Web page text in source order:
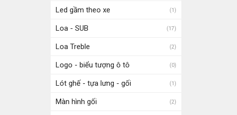
Led gầm theo xe (1)
Loa - SUB (17)
Loa Treble (2)
Logo - biểu tượng ô tô (0)
Lót ghế - tựa lưng - gối (1)
Màn hình gối (2)